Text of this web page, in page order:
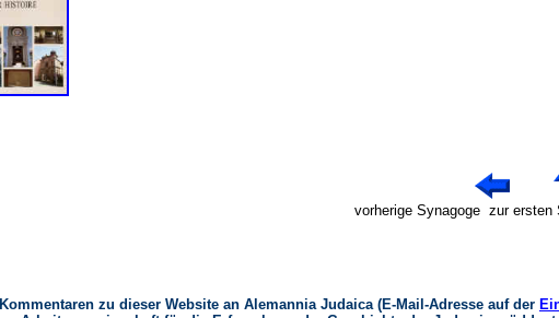
vorherige Synagoge zur
zu dieser Website an Alemannia Judaica (E-Mail-Adresse auf der